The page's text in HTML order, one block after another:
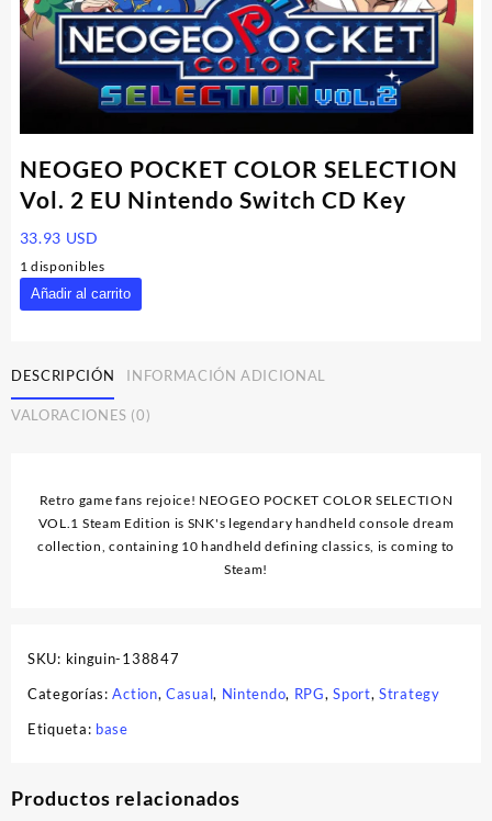
NEOGEO POCKET COLOR SELECTION
Vol. 2 EU Nintendo Switch CD Key
33.93 USD
1 disponibles
NEOGEO
POCKET
Vol.
2
EU
Key
cantidad
Añadir al carrito
DESCRIPCIÓN INFORMACIÓN ADICIONAL
VALORACIONES (0)
Retro game fans rejoice! NEOGEO POCKET COLOR SELECTION
VOL.1 Steam Edition is SNK's legendary handheld console dream
collection, containing 10 handheld defining classics, is coming to
Steam!
SKU: kinguin-138847
Categorías:Action,Casual, Nintendo, RPG,Sport,Strategy
Etiqueta: base
Productos relacionados